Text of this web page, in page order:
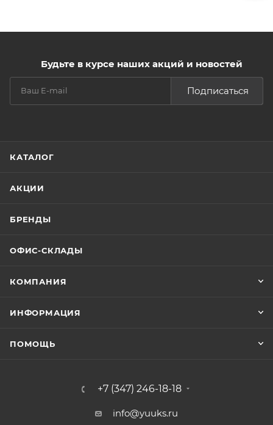
Будьте в курсе наших акций и новостей
Подписаться
КАТАЛОГ
АКЦИИ
БРЕНДЫ
ОФИС-СКЛАДЫ
КОМПАНИЯ
ИНФОРМАЦИЯ
ПОМОЩЬ
+7 (347) 246-18-18
info@yuuks.ru